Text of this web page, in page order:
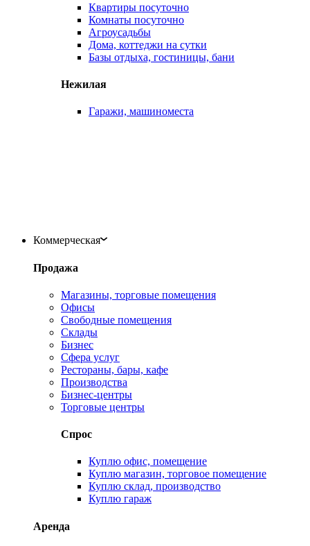
Квартиры посуточно
Комнаты посуточно
Агроусадьбы
Дома, коттеджи на сутки
Базы отдыха, гостиницы, бани
Нежилая
Гаражи, машиноместа
Коммерческая
Продажа
Магазины, торговые помещения
Офисы
Свободные помещения
Склады
Бизнес
Сфера услуг
Рестораны, бары, кафе
Производства
Бизнес-центры
Торговые центры
Спрос
Куплю офис, помещение
Куплю магазин, торговое помещение
Куплю склад, производство
Куплю гараж
Аренда